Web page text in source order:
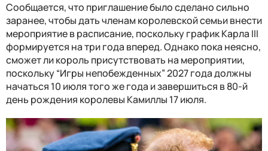
Сообщается, что приглашение было сделано сильно
заранее, чтобы дать членам королевской семьи внести
мероприятие в расписание, поскольку график Карла III
формируется на три года вперед. Однако пока неясно,
сможет ли король присутствовать на мероприятии,
поскольку “Игры непобежденных” 2027 года должны
начаться 10 июля того же года и завершиться в 80-й
день рождения королевы Камиллы 17 июля.